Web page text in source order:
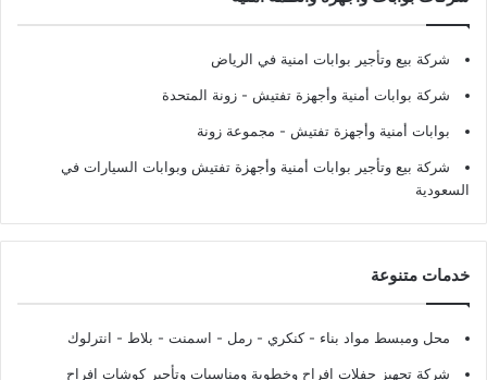
شركة بيع وتأجير بوابات امنية في الرياض
شركة بوابات أمنية وأجهزة تفتيش - زونة المتحدة
بوابات أمنية وأجهزة تفتيش - مجموعة زونة
شركة بيع وتأجير بوابات أمنية وأجهزة تفتيش وبوابات السيارات في
السعودية
خدمات متنوعة
محل ومبسط مواد بناء - كنكري - رمل - اسمنت - بلاط - انترلوك
شركة تجهيز حفلات افراح وخطوبة ومناسبات وتأجير كوشات افراح